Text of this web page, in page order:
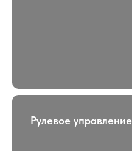
Рулевое управление